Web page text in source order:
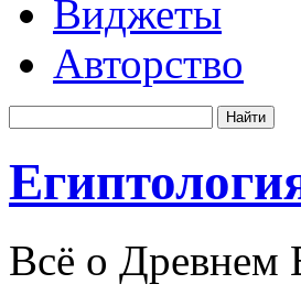
Виджеты
Авторство
Всё о Древнем